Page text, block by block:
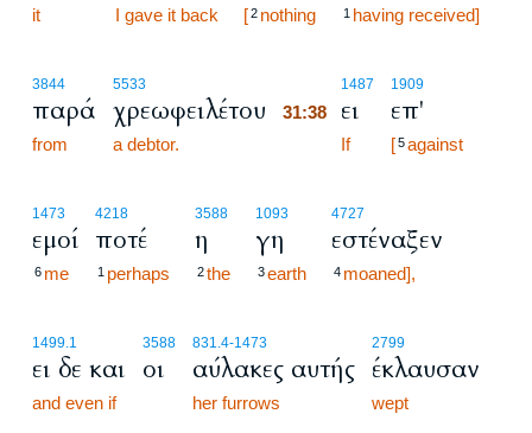
it I gave it back [2 nothing 1 having received]
3844
παρά
from
5533
χρεωφειλέτου
a debtor.
1487
31:38 ει
If
1909
επ'
[5against
1473
εμοί
6 me
4218
ποτέ
1 perhaps
3588
η
2the
1093
γη
3earth
4727
εστέναξεν
4 moaned],
1499.1
ει δε και
and even if
3588
οι
831.4-1473
αύλακες αυτής
her furrows
2799
έκλαυσαν
wept